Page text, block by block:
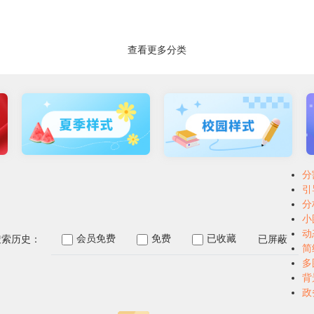
查看更多分类
历史： 会员免费 免费 已收藏 已屏蔽
分
分
小
动
简
多
背
政